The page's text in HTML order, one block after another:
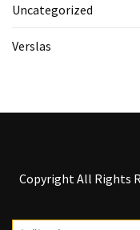
Uncategorized
Verslas
Copyright All Rights